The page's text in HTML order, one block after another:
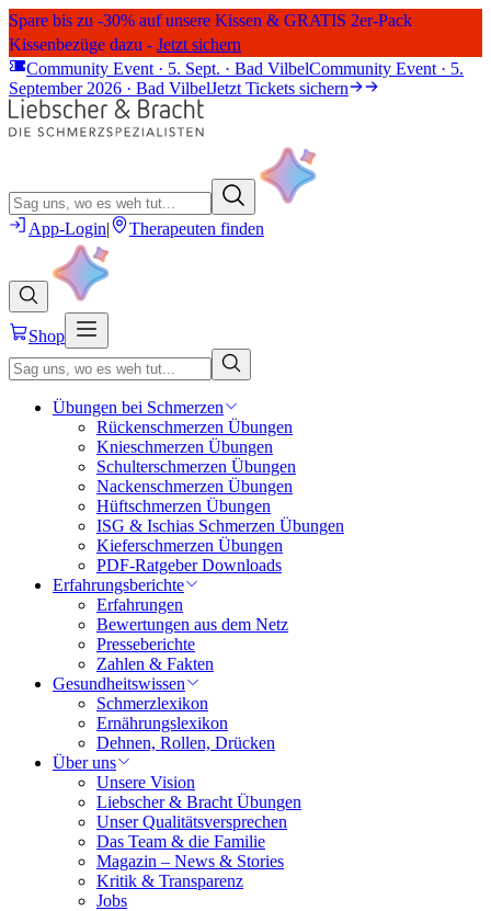
Spare bis zu -30% auf unsere Kissen & GRATIS 2er-Pack
Kissenbezüge dazu - Jetzt sichern
Community Event · 5. Sept. · Bad VilbelCommunity Event · 5.
September 2026 · Bad VilbelJetzt Tickets sichern
App-Login| Therapeuten finden
Shop
Übungen bei Schmerzen
Rückenschmerzen Übungen
Knieschmerzen Übungen
Schulterschmerzen Übungen
Nackenschmerzen Übungen
Hüftschmerzen Übungen
ISG & Ischias Schmerzen Übungen
Kieferschmerzen Übungen
PDF-Ratgeber Downloads
Erfahrungsberichte
Erfahrungen
Bewertungen aus dem Netz
Presseberichte
Zahlen & Fakten
Gesundheitswissen
Schmerzlexikon
Ernährungslexikon
Dehnen, Rollen, Drücken
Über uns
Unsere Vision
Liebscher & Bracht Übungen
Unser Qualitätsversprechen
Das Team & die Familie
Magazin – News & Stories
Kritik & Transparenz
Jobs